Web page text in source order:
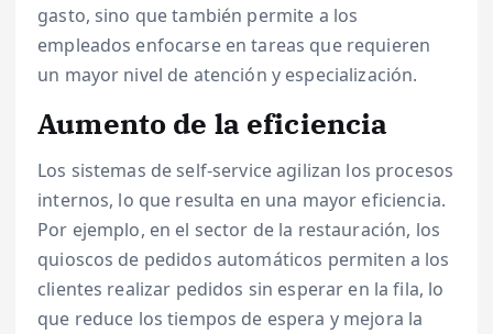
gasto, sino que también permite a los
empleados enfocarse en tareas que requieren
un mayor nivel de atención y especialización.
Aumento de la eficiencia
Los sistemas de self-service agilizan los procesos
internos, lo que resulta en una mayor eficiencia.
Por ejemplo, en el sector de la restauración, los
quioscos de pedidos automáticos permiten a los
clientes realizar pedidos sin esperar en la fila, lo
que reduce los tiempos de espera y mejora la